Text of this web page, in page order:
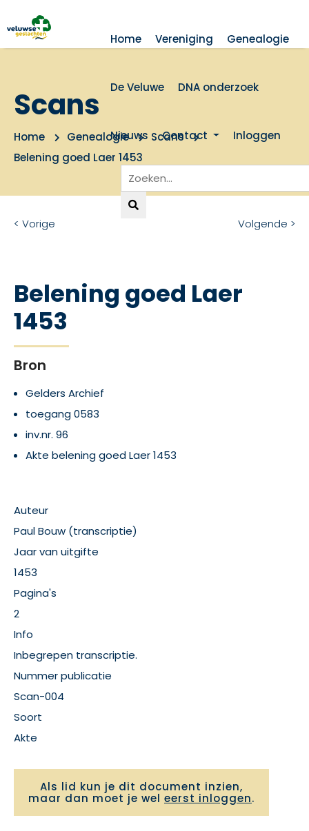
Home Vereniging Genealogie
De Veluwe DNA onderzoek
Nieuws Contact Inloggen
Scans
Home Genealogie
Scans
Belening goed Laer 1453
< Vorige Volgende >
Belening goed Laer
1453
Bron
Gelders Archief
toegang 0583
inv.nr. 96
Akte belening goed Laer 1453
Auteur
Paul Bouw (transcriptie)
Jaar van uitgifte
1453
Pagina's
2
Info
Inbegrepen transcriptie.
Nummer publicatie
Scan-004
Soort
Akte
Als lid kun je dit document inzien,
maar dan moet je wel eerst inloggen.